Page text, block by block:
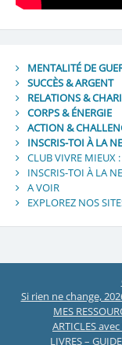
MENTALITÉ DE
SUCCÈS & ARGENT
RELATIONS &
CORPS & ÉNERGIE
ACTION &
INSCRIS-TOI À LA
CLUB VIVRE MIEUX
INSCRIS-TOI À LA
A VOIR
EXPLOREZ NOS
Si rien ne change,
MES
ARTICLES
LIVRES –